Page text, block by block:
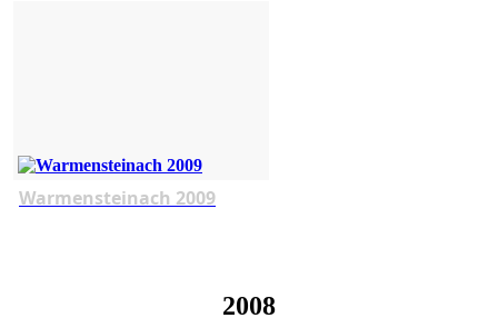
Warmensteinach 2009
2008